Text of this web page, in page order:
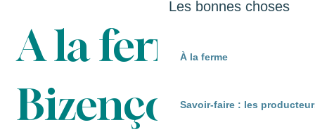
Les bonnes choses
À la ferme
Savoir-faire : les
A la ferme
Bizençon